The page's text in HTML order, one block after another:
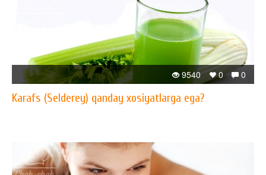
0
0
9540
Karafs (Selderey) qanday xosiyatlarga ega?